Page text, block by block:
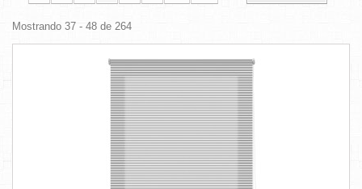
Mostrando 37 - 48 de 264